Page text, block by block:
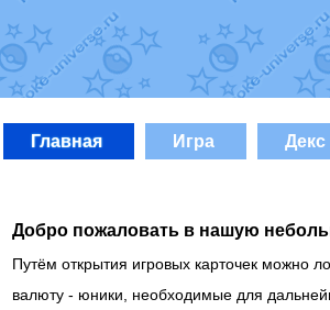
в фанарте.
фанарте.
в фанарте.
Главная Игра Декс
Добро пожаловать в нашую
Путём открытия игровых карточек можно
валюту - юники, необходимые для